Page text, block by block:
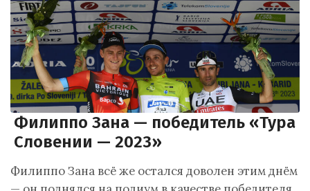
Филиппо Зана — победитель «Тура
Словении — 2023»
Филиппо Зана всё же остался доволен этим днём